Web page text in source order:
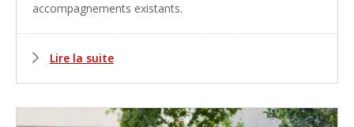
accompagnements existants.
Lire la suite